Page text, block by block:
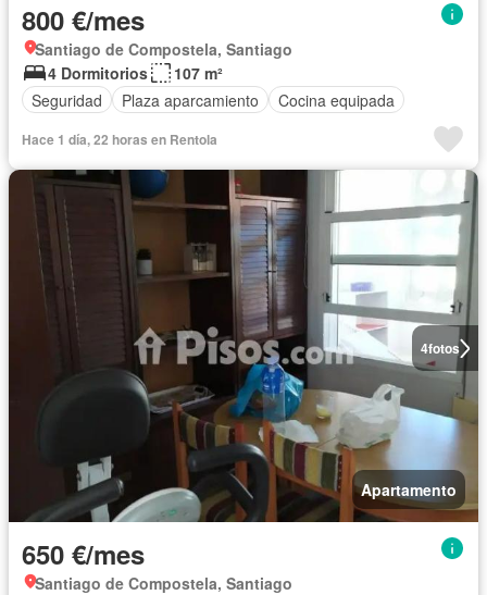
800 €/mes
Santiago de Compostela, Santiago
4 Dormitorios
107 m²
Seguridad
Plaza aparcamiento Cocina equipada
Hace 1 día, 22 horas en Rentola
4fotos
Apartamento
650 €/mes
Santiago de Compostela, Santiago